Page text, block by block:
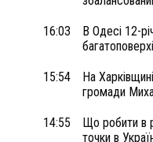
16:03
В Одесі 12-
15:54
На
громади
14:55
Що робити в
точки в